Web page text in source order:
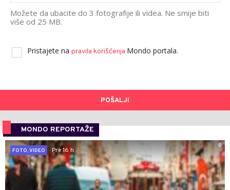
Možete da ubacite do 3 fotografije ili videa. Ne smije biti
više od 25 MB.
Pristajete na pravila korišćenja Mondo portala.
POŠALJI
MONDO REPORTAŽE
0
FOTO, VIDEO
Pre 16 h